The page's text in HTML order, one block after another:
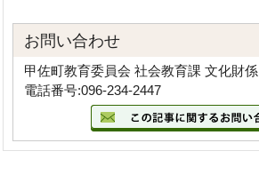
お問い合わせ
甲佐町教育委員会 社会教育課 文化財係
電話番号:096-234-2447